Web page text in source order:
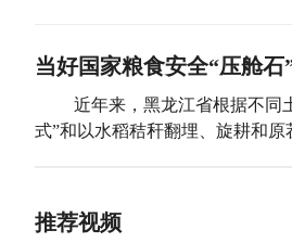
当好国家粮食安全“压舱
近年来，黑龙江省根据不同
式”和以水稻秸秆翻埋、旋耕和
推荐视频